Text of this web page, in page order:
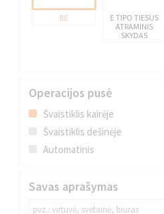
BE
E TIPO TIESUS
ATRAMINIS
SKYDAS
Operacijos pusė
Švaistiklis kairėje
Švaistiklis dešinėje
Automatinis
Savas aprašymas